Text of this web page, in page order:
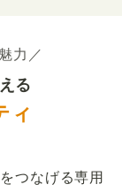
力／
る
ィ
つなげる専用